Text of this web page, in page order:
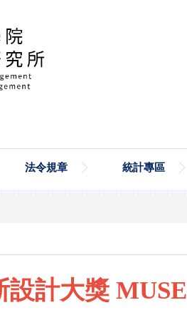
法令規章 統計專區
設計大獎 MUSE